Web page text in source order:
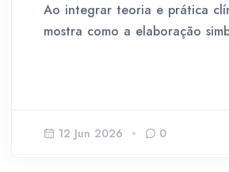
Ao integrar teoria e prática
mostra como a elaboração
12 Jun 2026 0